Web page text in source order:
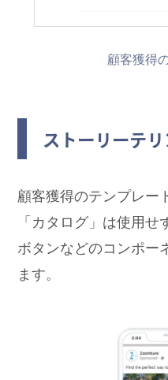
顧客獲得
ストーリーテ
顧客獲得のテンプレー
「カタログ」は使用せ
ボタンなどのコンポー
ます。